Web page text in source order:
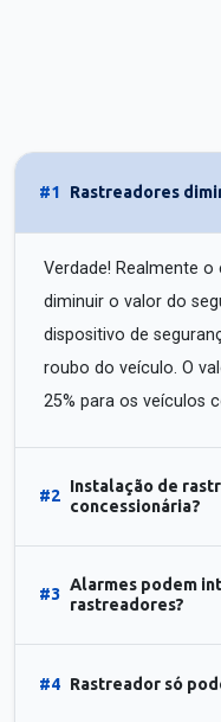
#1 Rastreadores
Verdade! Realmente
diminuir o valor do
dispositivo de
roubo do veículo. O
25% para os veículos
#2
Instalação de
concessionária?
#3
Alarmes podem
rastreadores?
#4 Rastreador só